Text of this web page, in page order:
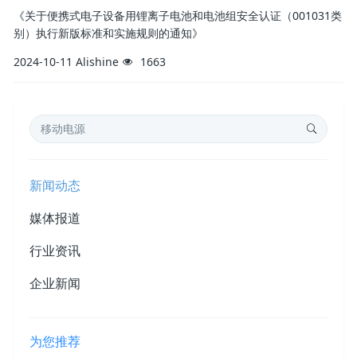
《关于便携式电子设备用锂离子电池和电池组安全认证（001031类
别）执行新版标准和实施规则的通知》
2024-10-11 Alishine 1663
新闻动态
媒体报道
行业资讯
企业新闻
为您推荐